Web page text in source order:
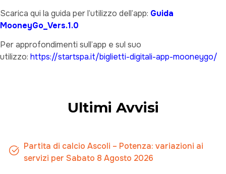
Scarica qui la guida per l’utilizzo dell’app: Guida
MooneyGo_Vers.1.0
Per approfondimenti sull’app e sul suo
utilizzo: https://startspa.it/biglietti-digitali-app-mooneygo/
Ultimi Avvisi
Partita di calcio Ascoli – Potenza: variazioni ai
servizi per Sabato 8 Agosto 2026